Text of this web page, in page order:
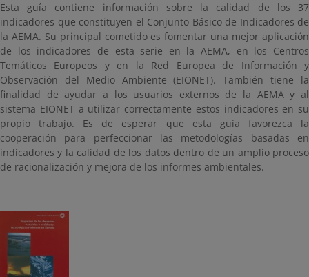
Esta guía contiene información sobre la calidad de los 37
indicadores que constituyen el Conjunto Básico de Indicadores de
la AEMA. Su principal cometido es fomentar una mejor aplicación
de los indicadores de esta serie en la AEMA, en los Centros
Temáticos Europeos y en la Red Europea de Información y
Observación del Medio Ambiente (EIONET). También tiene la
finalidad de ayudar a los usuarios externos de la AEMA y al
sistema EIONET a utilizar correctamente estos indicadores en su
propio trabajo. Es de esperar que esta guía favorezca la
cooperación para perfeccionar las metodologías basadas en
indicadores y la calidad de los datos dentro de un amplio proceso
de racionalización y mejora de los informes ambientales.